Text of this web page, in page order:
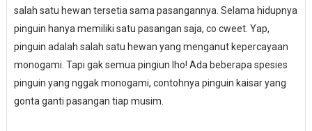
salah satu hewan tersetia sama pasangannya. Selama hidupnya
pinguin hanya memiliki satu pasangan saja, co cweet. Yap,
pinguin adalah salah satu hewan yang menganut kepercayaan
monogami. Tapi gak semua pingiun lho! Ada beberapa spesies
pinguin yang nggak monogami, contohnya pinguin kaisar yang
gonta ganti pasangan tiap musim.